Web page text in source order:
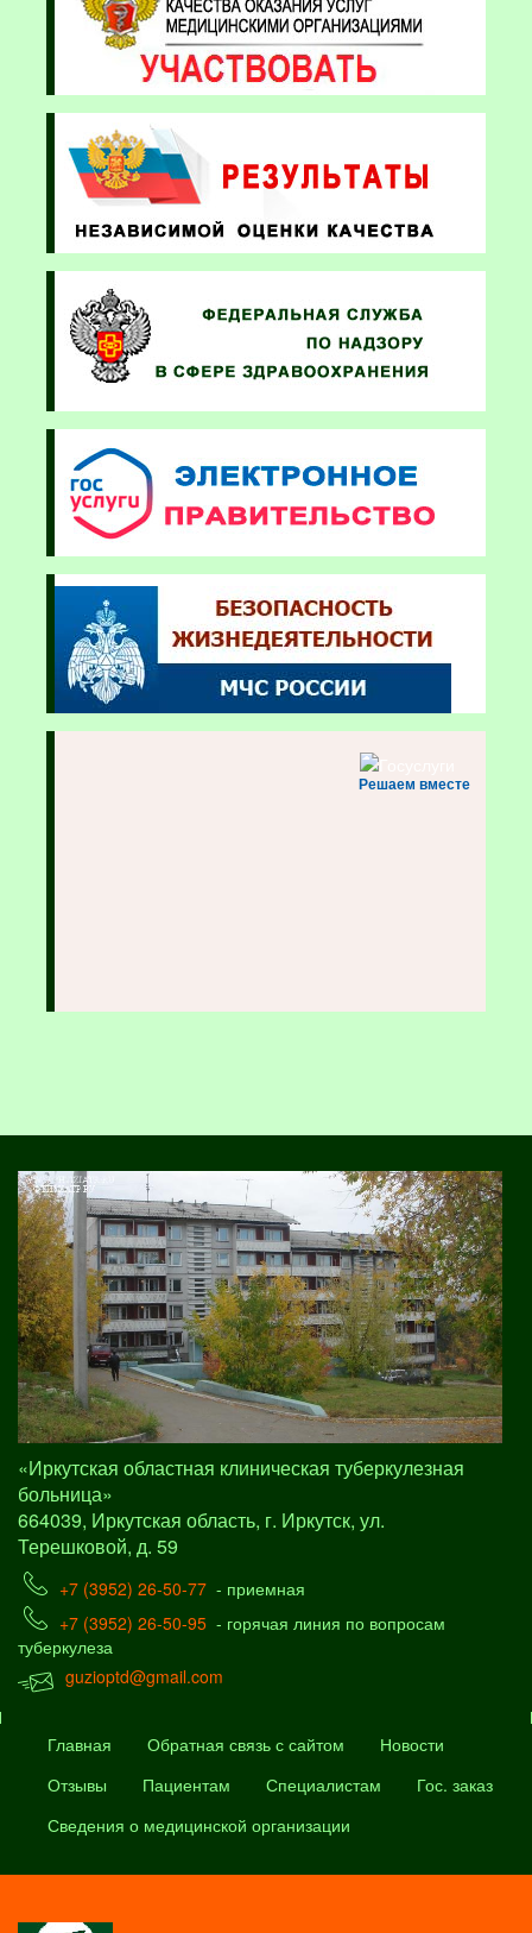
Решаем вместе
«Иркутская областная клиническая туберкулезная
больница»
664039, Иркутская область, г. Иркутск, ул.
Терешковой, д. 59
+7 (3952) 26-50-77 - приемная
+7 (3952) 26-50-95 - горячая линия по вопросам
туберкулеза
guzioptd@gmail.com
Главная Обратная связь с сайтом
Новости
Отзывы
Пациентам Специалистам
Гос. заказ
Сведения о медицинской организации